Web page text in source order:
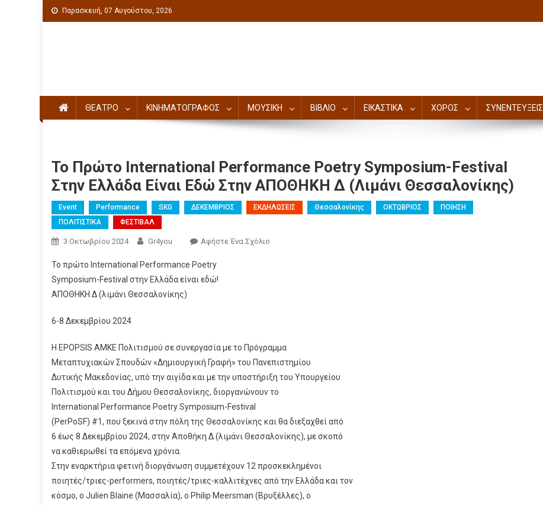
Παρασκευή, 07 Αυγούστου, 2026
ΘΕΑΤΡΟ ΚΙΝΗΜΑΤΟΓΡΑΦΟΣ ΜΟΥΣΙΚΗ ΒΙΒΛΙΟ ΕΙΚΑΣΤΙΚΑ ΧΟΡΟΣ ΣΥΝΕΝΤΕΥΞΕΙΣ
Το Πρώτο International Performance Poetry Symposium-Festival
Στην Ελλάδα Είναι Εδώ Στην ΑΠΟΘΗΚΗ Δ (λιμάνι Θεσσαλονίκης)
Event Performance SKG ΔΕΚΕΜΒΡΙΟΣ ΕΚΔΗΛΩΣΕΙΣ Θεσσαλονίκης ΟΚΤΩΒΡΙΟΣ
ΠΟΙΗΣΗ
ΠΟΛΙΤΙΣΤΙΚΑ
ΦΕΣΤΙΒΑΛ
3 Οκτωβρίου 2024 Gr4you Αφήστε Ένα Σχόλιο
Το πρώτο International Performance Poetry
Symposium-Festival στην Ελλάδα είναι εδώ!
ΑΠΟΘΗΚΗ Δ (λιμάνι Θεσσαλονίκης)
6-8 Δεκεμβρίου 2024
Η EPOPSIS ΑΜΚΕ Πολιτισμού σε συνεργασία με το Πρόγραμμα
Μεταπτυχιακών Σπουδών «Δημιουργική Γραφή» του Πανεπιστημίου
Δυτικής Μακεδονίας, υπό την αιγίδα και με την υποστήριξη του Υπουργείου
Πολιτισμού και του Δήμου Θεσσαλονίκης, διοργανώνουν το
International Performance Poetry Symposium-Festival
(PerPoSF) #1, που ξεκινά στην πόλη της Θεσσαλονίκης και θα διεξαχθεί από
6 έως 8 Δεκεμβρίου 2024, στην Αποθήκη Δ (λιμάνι Θεσσαλονίκης), με σκοπό
να καθιερωθεί τα επόμενα χρόνια.
Στην εναρκτήρια φετινή διοργάνωση συμμετέχουν 12 προσκεκλημένοι
ποιητές/τριες-performers, ποιητές/τριες-καλλιτέχνες από την Ελλάδα και τον
κόσμο, ο Julien Blaine (Μασσαλία), o Philip Meersman (Βρυξέλλες), ο